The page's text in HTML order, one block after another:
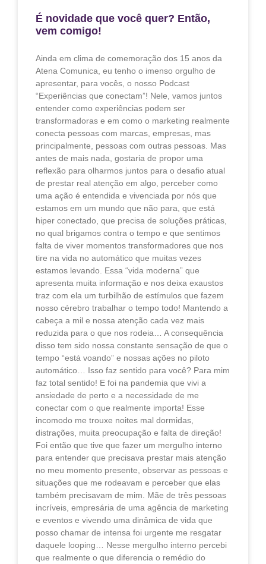
É novidade que você quer? Então,
vem comigo!
Ainda em clima de comemoração dos 15 anos da
Atena Comunica, eu tenho o imenso orgulho de
apresentar, para vocês, o nosso Podcast
“Experiências que conectam”! Nele, vamos juntos
entender como experiências podem ser
transformadoras e em como o marketing realmente
conecta pessoas com marcas, empresas, mas
principalmente, pessoas com outras pessoas. Mas
antes de mais nada, gostaria de propor uma
reflexão para olharmos juntos para o desafio atual
de prestar real atenção em algo, perceber como
uma ação é entendida e vivenciada por nós que
estamos em um mundo que não para, que está
hiper conectado, que precisa de soluções práticas,
no qual brigamos contra o tempo e que sentimos
falta de viver momentos transformadores que nos
tire na vida no automático que muitas vezes
estamos levando. Essa “vida moderna” que
apresenta muita informação e nos deixa exaustos
traz com ela um turbilhão de estímulos que fazem
nosso cérebro trabalhar o tempo todo! Mantendo a
cabeça a mil e nossa atenção cada vez mais
reduzida para o que nos rodeia… A consequência
disso tem sido nossa constante sensação de que o
tempo “está voando” e nossas ações no piloto
automático… Isso faz sentido para você? Para mim
faz total sentido! E foi na pandemia que vivi a
ansiedade de perto e a necessidade de me
conectar com o que realmente importa! Esse
incomodo me trouxe noites mal dormidas,
distrações, muita preocupação e falta de direção!
Foi então que tive que fazer um mergulho interno
para entender que precisava prestar mais atenção
no meu momento presente, observar as pessoas e
situações que me rodeavam e perceber que elas
também precisavam de mim. Mãe de três pessoas
incríveis, empresária de uma agência de marketing
e eventos e vivendo uma dinâmica de vida que
posso chamar de intensa foi urgente me resgatar
daquele looping… Nesse mergulho interno percebi
que realmente o que diferencia o remédio do